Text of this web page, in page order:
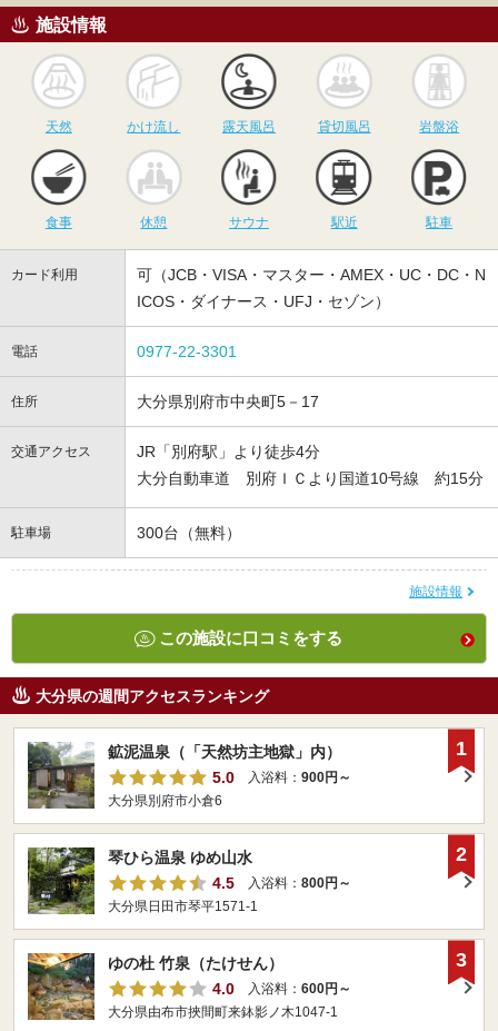
施設情報
天然
かけ流し
かけ流し
露天風呂
露天風呂
貸切風呂
貸切風呂 岩盤浴
食事 休憩
サウナ
サウナ 駅近 駐車
カード利用
可（JCB・VISA・マスター・AMEX・UC・DC・N
ICOS・ダイナース・UFJ・セゾン）
電話 0977-22-3301
住所 大分県別府市中央町5－17
交通アクセス
JR「別府駅」より徒歩4分
大分自動車道 別府ＩＣより国道10号線 約15分
駐車場 300台（無料）
施設情報
この施設に口コミをする
大分県の週間アクセスランキング
鉱泥温泉（「天然坊主地獄」内）
5.0
入浴料： 900円～
大分県別府市小倉6
1
琴ひら温泉 ゆめ山水
4.5
入浴料： 800円～
大分県日田市琴平1571-1
2
ゆの杜 竹泉（たけせん）
4.0
入浴料： 600円～
大分県由布市挾間町来鉢影ノ木1047-1
3